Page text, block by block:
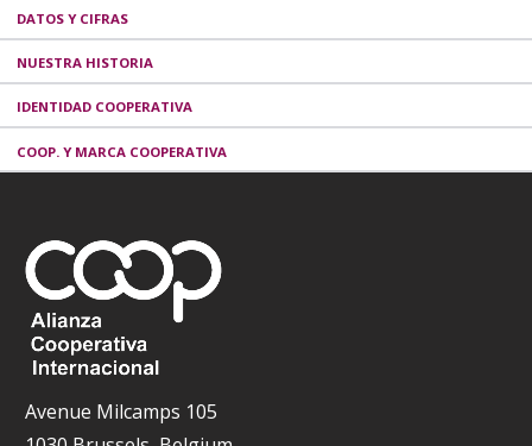
DATOS Y CIFRAS
NUESTRA HISTORIA
IDENTIDAD COOPERATIVA
COOP. Y MARCA COOPERATIVA
Avenue Milcamps 105